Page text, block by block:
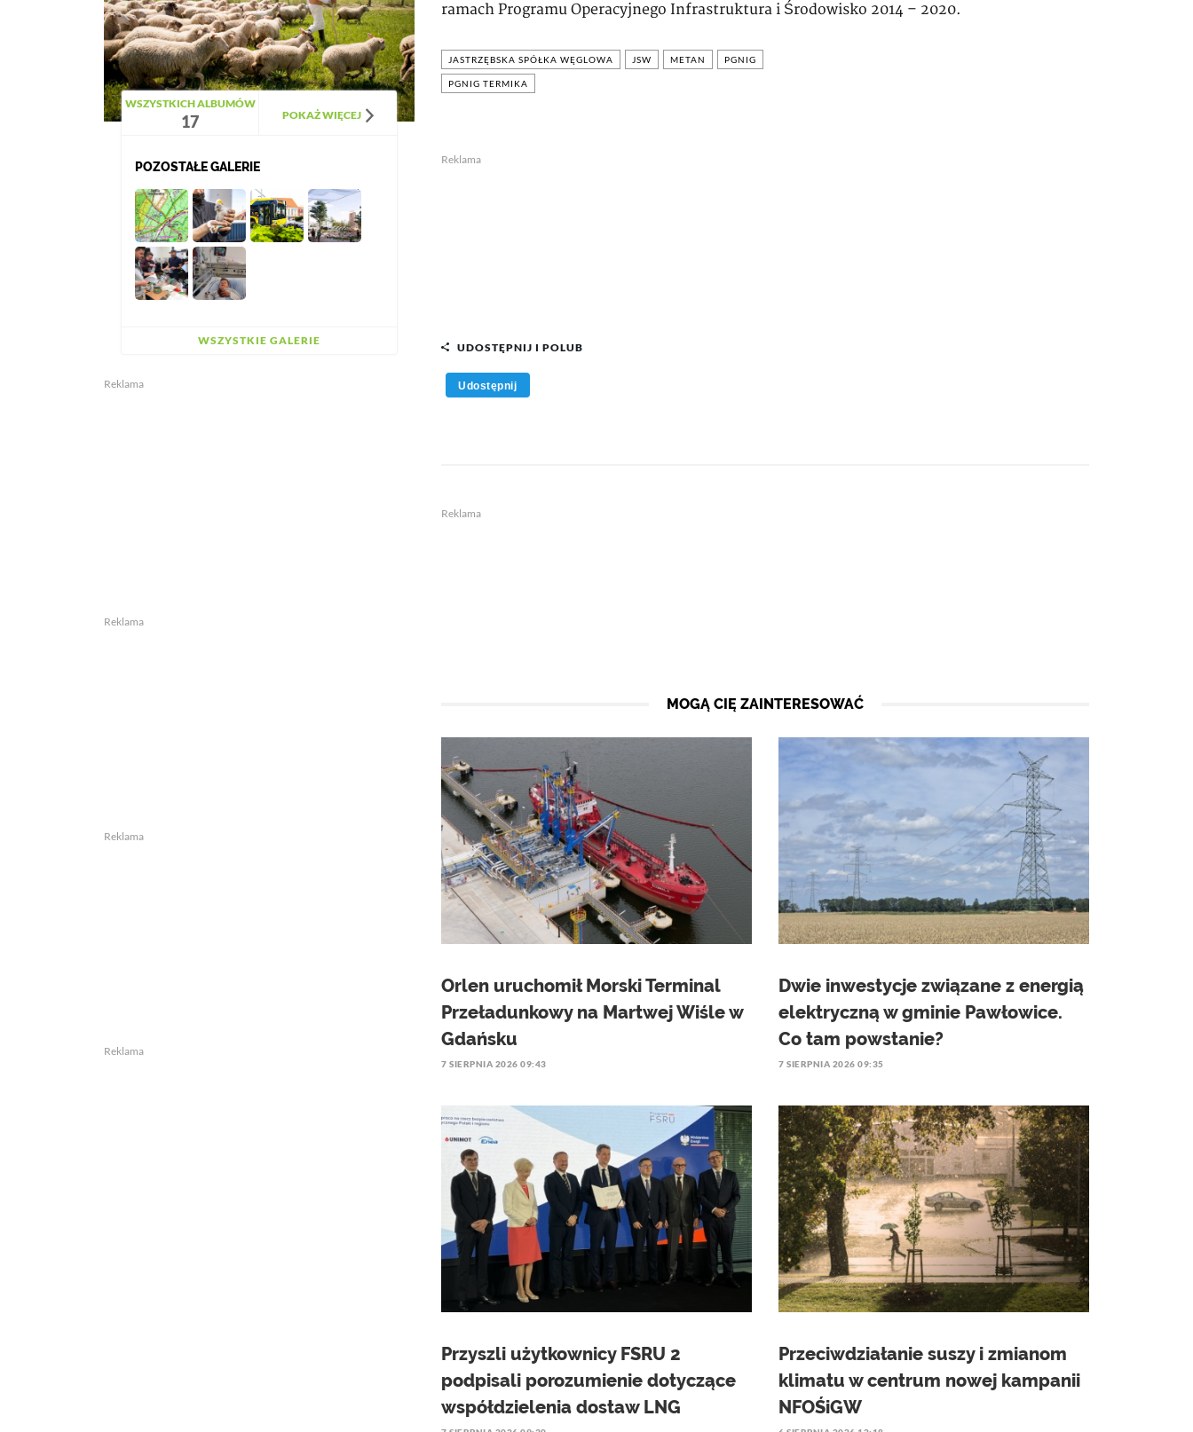
ramach Programu Operacyjnego Infrastruktura i Środowisko 2014 – 2020.
JASTRZĘBSKA SPÓŁKA WĘGLOWA JSW METAN PGNIG
PGNIG TERMIKA
Reklama
UDOSTĘPNIJ I POLUB
Udostępnij
Reklama
MOGĄ CIĘ ZAINTERESOWAĆ
Orlen uruchomił Morski Terminal
Przeładunkowy na Martwej Wiśle w
Gdańsku
7 SIERPNIA 2026 09:43
Dwie inwestycje związane z energią
elektryczną w gminie Pawłowice.
Co tam powstanie?
7 SIERPNIA 2026 09:35
Przyszli użytkownicy FSRU 2
podpisali porozumienie dotyczące
współdzielenia dostaw LNG
Przeciwdziałanie suszy i zmianom
klimatu w centrum nowej kampanii
NFOŚiGW
WSZYSTKICH ALBUMÓW
17 POKAŻ WIĘCEJ
POZOSTAŁE GALERIE
WSZYSTKIE GALERIE
Reklama
Reklama
Reklama
Reklama